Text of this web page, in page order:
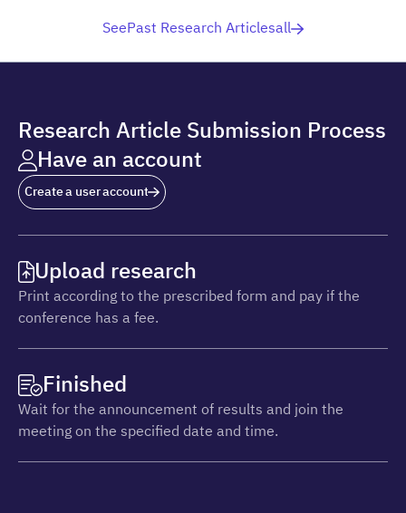
SeePast Research Articlesall
Research Article Submission Process
Have an account
Create a user account
Upload research
Print according to the prescribed form and pay if the
conference has a fee.
Finished
Wait for the announcement of results and join the
meeting on the specified date and time.